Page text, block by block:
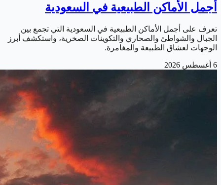
أجمل الأماكن الطبيعية في السعودية
تعرف على أجمل الأماكن الطبيعية في السعودية التي تجمع بين
الجبال والشواطئ والصحاري والتكوينات الصخرية، واستكشف أبرز
الوجهات لعشاق الطبيعة والمغامرة.
6 أغسطس 2026